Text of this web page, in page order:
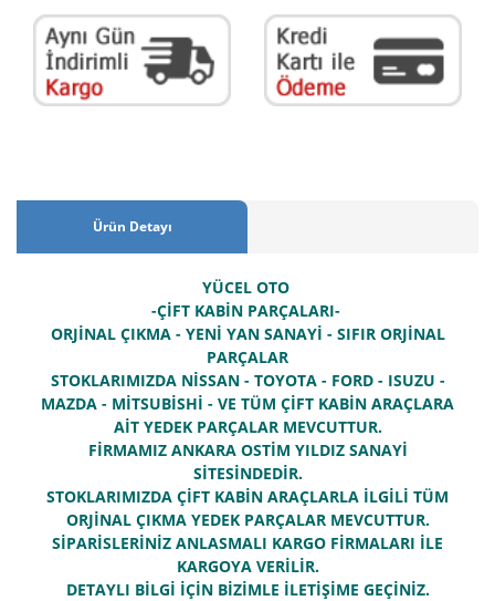
Ürün Detayı
YÜCEL OTO
-ÇİFT KABİN PARÇALARI-
ORJİNAL ÇIKMA - YENİ YAN SANAYİ - SIFIR ORJİNAL
PARÇALAR
STOKLARIMIZDA NİSSAN - TOYOTA - FORD - ISUZU -
MAZDA - MİTSUBİSHİ - VE TÜM ÇİFT KABİN ARAÇLARA
AİT YEDEK PARÇALAR MEVCUTTUR.
FİRMAMIZ ANKARA OSTİM YILDIZ SANAYİ
SİTESİNDEDİR.
STOKLARIMIZDA ÇİFT KABİN ARAÇLARLA İLGİLİ TÜM
ORJİNAL ÇIKMA YEDEK PARÇALAR MEVCUTTUR.
SİPARİSLERİNİZ ANLASMALI KARGO FİRMALARI İLE
KARGOYA VERİLİR.
DETAYLI BİLGİ İÇİN BİZİMLE İLETİŞİME GEÇİNİZ.